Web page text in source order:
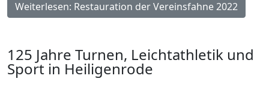
Weiterlesen: Restauration der Vereinsfahne 2022
125 Jahre Turnen, Leichtathletik und
Sport in Heiligenrode